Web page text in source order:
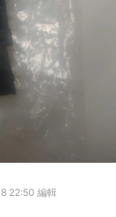
22:50 編輯